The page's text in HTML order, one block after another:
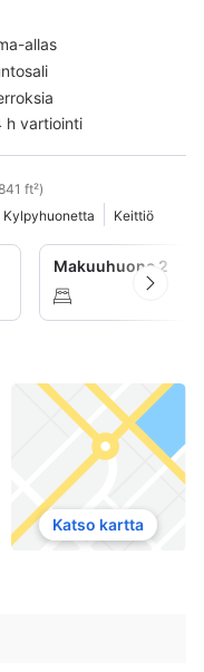
allas
h vartiointi
ft²)
Kylpyhuonetta Keittiö
Makuuhuone 2
Katso kartta